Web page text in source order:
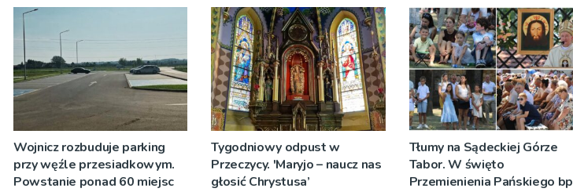
zostanie podpisana
Wojnicz rozbuduje parking
przy węźle przesiadkowym.
Powstanie ponad 60 miejsc
Tygodniowy odpust w
Przeczycy. 'Maryjo – naucz nas
głosić Chrystusa’
Tłumy na Sądeckiej Górze
Tabor. W święto
Przemienienia Pańskiego bp